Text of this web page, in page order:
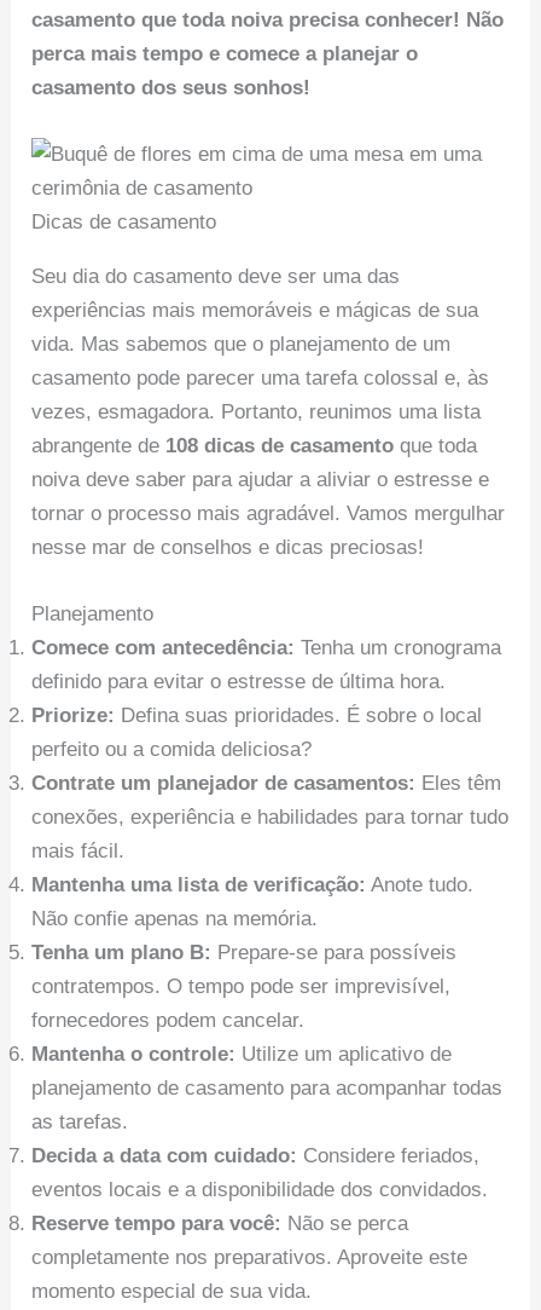
casamento que toda noiva precisa conhecer! Não
perca mais tempo e comece a planejar o
casamento dos seus sonhos!
Dicas de casamento
Seu dia do casamento deve ser uma das
experiências mais memoráveis e mágicas de sua
vida. Mas sabemos que o planejamento de um
casamento pode parecer uma tarefa colossal e, às
vezes, esmagadora. Portanto, reunimos uma lista
abrangente de 108 dicas de casamento que toda
noiva deve saber para ajudar a aliviar o estresse e
tornar o processo mais agradável. Vamos mergulhar
nesse mar de conselhos e dicas preciosas!
Planejamento
Comece com antecedência: Tenha um cronograma
definido para evitar o estresse de última hora.
Priorize: Defina suas prioridades. É sobre o local
perfeito ou a comida deliciosa?
Contrate um planejador de casamentos: Eles têm
conexões, experiência e habilidades para tornar tudo
mais fácil.
Mantenha uma lista de verificação: Anote tudo.
Não confie apenas na memória.
Tenha um plano B: Prepare-se para possíveis
contratempos. O tempo pode ser imprevisível,
fornecedores podem cancelar.
Mantenha o controle: Utilize um aplicativo de
planejamento de casamento para acompanhar todas
as tarefas.
Decida a data com cuidado: Considere feriados,
eventos locais e a disponibilidade dos convidados.
Reserve tempo para você: Não se perca
completamente nos preparativos. Aproveite este
momento especial de sua vida.